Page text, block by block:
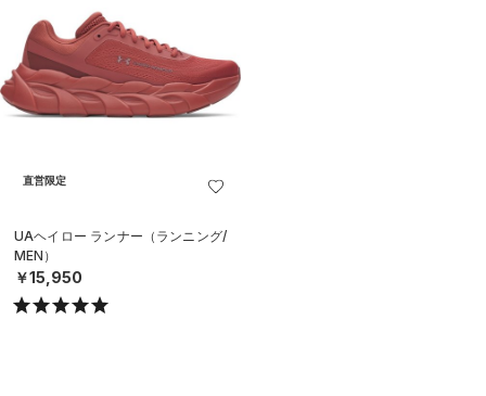
直営限定
UAヘイロー ランナー（ランニング/
MEN）
￥15,950